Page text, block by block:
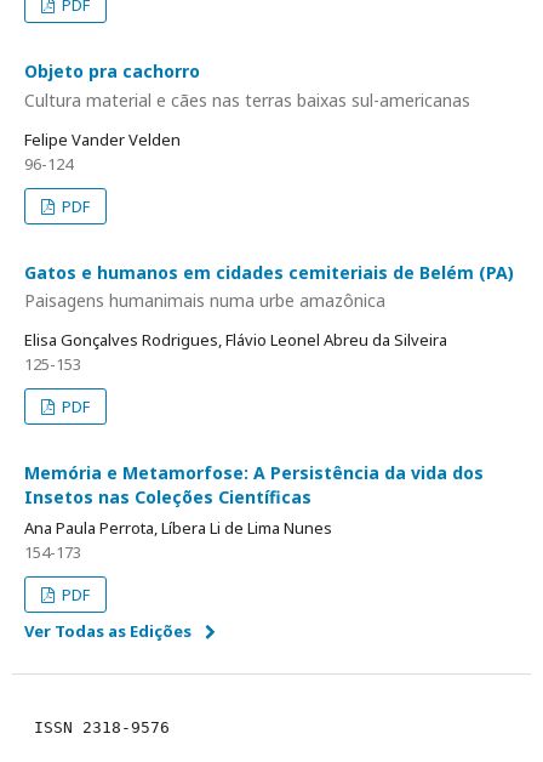
PDF
Objeto pra cachorro
Cultura material e cães nas terras baixas sul-americanas
Felipe Vander Velden
96-124
PDF
Gatos e humanos em cidades cemiteriais de Belém (PA)
Paisagens humanimais numa urbe amazônica
Elisa Gonçalves Rodrigues, Flávio Leonel Abreu da Silveira
125-153
PDF
Memória e Metamorfose: A Persistência da vida dos
Insetos nas Coleções Científicas
Ana Paula Perrota, Líbera Li de Lima Nunes
154-173
PDF
Ver Todas as Edições
ISSN 2318-9576